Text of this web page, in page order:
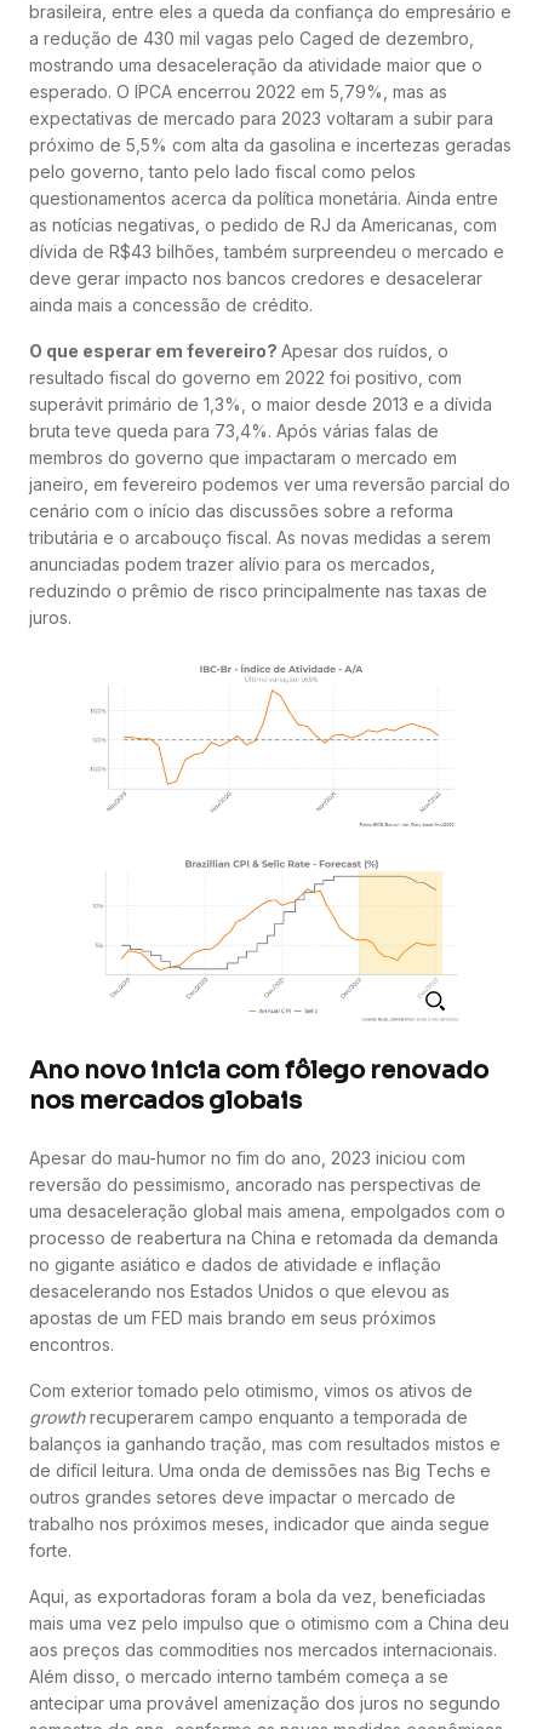
brasileira, entre eles a queda da confiança do empresário e
a redução de 430 mil vagas pelo Caged de dezembro,
mostrando uma desaceleração da atividade maior que o
esperado. O IPCA encerrou 2022 em 5,79%, mas as
expectativas de mercado para 2023 voltaram a subir para
próximo de 5,5% com alta da gasolina e incertezas geradas
pelo governo, tanto pelo lado fiscal como pelos
questionamentos acerca da política monetária. Ainda entre
as notícias negativas, o pedido de RJ da Americanas, com
dívida de R$43 bilhões, também surpreendeu o mercado e
deve gerar impacto nos bancos credores e desacelerar
ainda mais a concessão de crédito.
O que esperar em fevereiro? Apesar dos ruídos, o
resultado fiscal do governo em 2022 foi positivo, com
superávit primário de 1,3%, o maior desde 2013 e a dívida
bruta teve queda para 73,4%. Após várias falas de
membros do governo que impactaram o mercado em
janeiro, em fevereiro podemos ver uma reversão parcial do
cenário com o início das discussões sobre a reforma
tributária e o arcabouço fiscal. As novas medidas a serem
anunciadas podem trazer alívio para os mercados,
reduzindo o prêmio de risco principalmente nas taxas de
juros.
Ano novo inicia com fôlego renovado
nos mercados globais
Apesar do mau-humor no fim do ano, 2023 iniciou com
reversão do pessimismo, ancorado nas perspectivas de
uma desaceleração global mais amena, empolgados com o
processo de reabertura na China e retomada da demanda
no gigante asiático e dados de atividade e inflação
desacelerando nos Estados Unidos o que elevou as
apostas de um FED mais brando em seus próximos
encontros.
Com exterior tomado pelo otimismo, vimos os ativos de
growthrecuperarem campo enquanto a temporada de
balanços ia ganhando tração, mas com resultados mistos e
de difícil leitura. Uma onda de demissões nas Big Techs e
outros grandes setores deve impactar o mercado de
trabalho nos próximos meses, indicador que ainda segue
forte.
Aqui, as exportadoras foram a bola da vez, beneficiadas
mais uma vez pelo impulso que o otimismo com a China deu
aos preços das commodities nos mercados internacionais.
Além disso, o mercado interno também começa a se
antecipar uma provável amenização dos juros no segundo